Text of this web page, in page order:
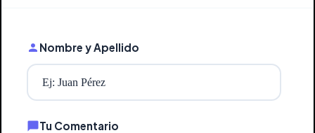
Nombre y Apellido
Tu Comentario